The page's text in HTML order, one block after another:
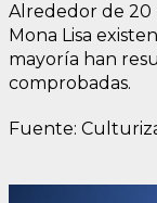
Alrededor de 20
Mona Lisa
mayoría han
comprobadas.
Fuente: